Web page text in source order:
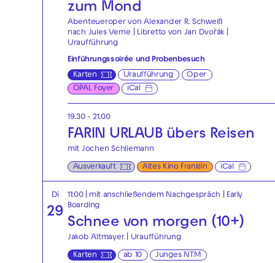
zum Mond
Abenteueroper von Alexander R. Schweiß
nach Jules Verne | Libretto von Jan Dvořák |
Uraufführung
Einführungssoirée und Probenbesuch
Karten Uraufführung
Oper
OPAL Foyer
iCal
19.30 - 21.00
FARIN URLAUB übers Reisen
mit Jochen Schliemann
Ausverkauft Altes Kino Franklin iCal
Di
29
11:00 | mit anschließendem Nachgespräch
Early
Boarding
Schnee von morgen (10+)
Jakob Altmayer | Uraufführung
Karten ab 10
Junges NTM